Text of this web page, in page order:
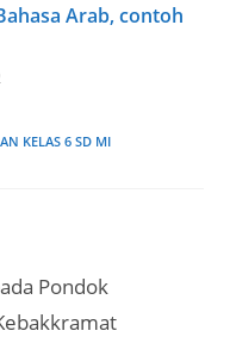
Arab, contoh
KELAS 6 SD MI
Pondok